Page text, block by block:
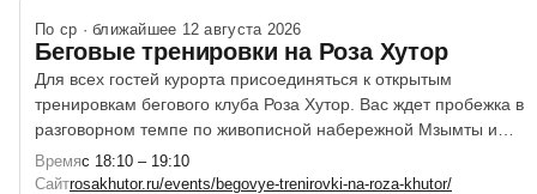
По ср · ближайшее 12 августа 2026
Беговые тренировки на Роза Хутор
Для всех гостей курорта присоединяться к открытым
тренировкам бегового клуба Роза Хутор. Вас ждет пробежка в
разговорном темпе по живописной набережной Мзымты и
специальные беговые упражнения на повышение
выносливости и укрепление мышц. Участие в тренировках
Времяс 18:10 – 19:10
Сайтrosakhutor.ru/events/begovye-trenirovki-na-roza-khutor/